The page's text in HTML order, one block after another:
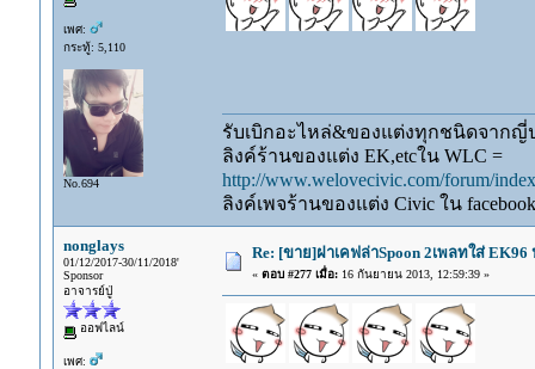
เพศ:
กระทู้: 5,110
No.694
รับเบิกอะไหล่&ของแต่งทุกชนิดจากญี่
ลิงค์ร้านของแต่ง EK,etcใน WLC =
http://www.welovecivic.com/forum/
ลิงค์เพจร้านของแต่ง Civic ใน
nonglays
01/12/2017-30/11/2018'
Sponsor
อาจารย์ปู่
ออฟไลน์
เพศ:
Re: [ขาย]ฝาเคฟล่าSpoon 2เพลทใส่
« ตอบ #277 เมื่อ:16 กันยายน 2013, 12:59:39 »